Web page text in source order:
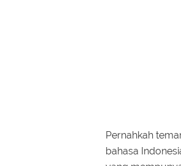
Pernahkah
bahasa